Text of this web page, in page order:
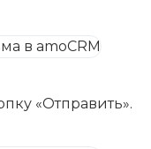
«Отправить».